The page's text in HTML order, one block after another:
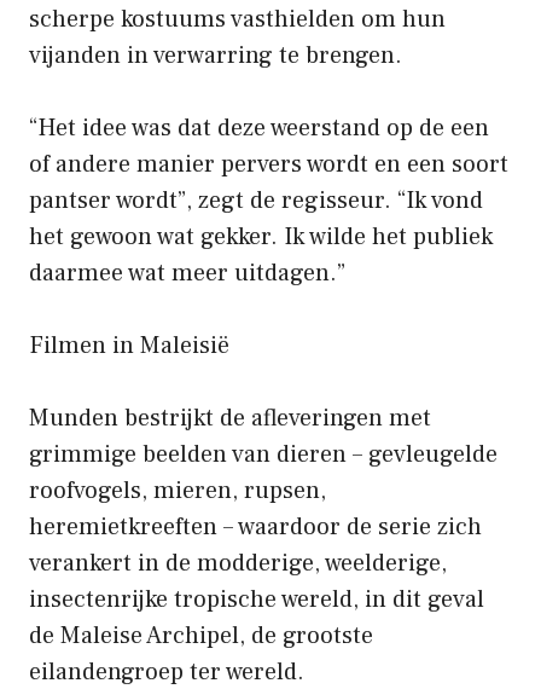
scherpe kostuums vasthielden om hun
vijanden in verwarring te brengen.
“Het idee was dat deze weerstand op de een
of andere manier pervers wordt en een soort
pantser wordt”, zegt de regisseur. “Ik vond
het gewoon wat gekker. Ik wilde het publiek
daarmee wat meer uitdagen.”
Filmen in Maleisië
Munden bestrijkt de afleveringen met
grimmige beelden van dieren – gevleugelde
roofvogels, mieren, rupsen,
heremietkreeften – waardoor de serie zich
verankert in de modderige, weelderige,
insectenrijke tropische wereld, in dit geval
de Maleise Archipel, de grootste
eilandengroep ter wereld.